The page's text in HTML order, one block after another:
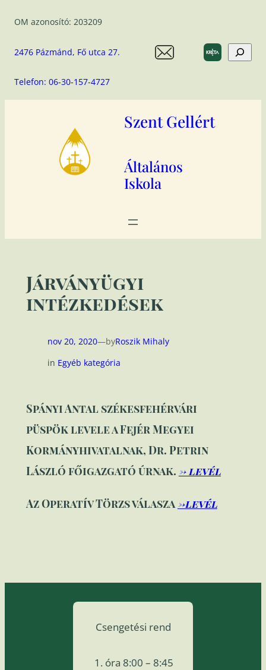
OM azonosító: 203209
2476 Pázmánd, Fő utca 27.
Telefon: 06-30-157-4727
Search
Szent Gellért
Általános
Iskola
Járványügyi
intézkedések
nov 20, 2020—byRoszik Mihaly
in Egyéb kategória
Spányi Antal székesfehérvári
püspök levele a Fejér Megyei
Kormányhivatalnak, Dr. Petrin
László főigazgató úrnak. -> levél
Az Operatív Törzs válasza ->levél
Csengetési rend
óra 8:00 – 8:45